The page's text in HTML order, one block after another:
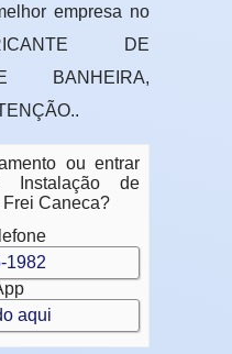
empresa no
DE
BANHEIRA,
ou entrar
Instalação de
Caneca?
1982
aqui